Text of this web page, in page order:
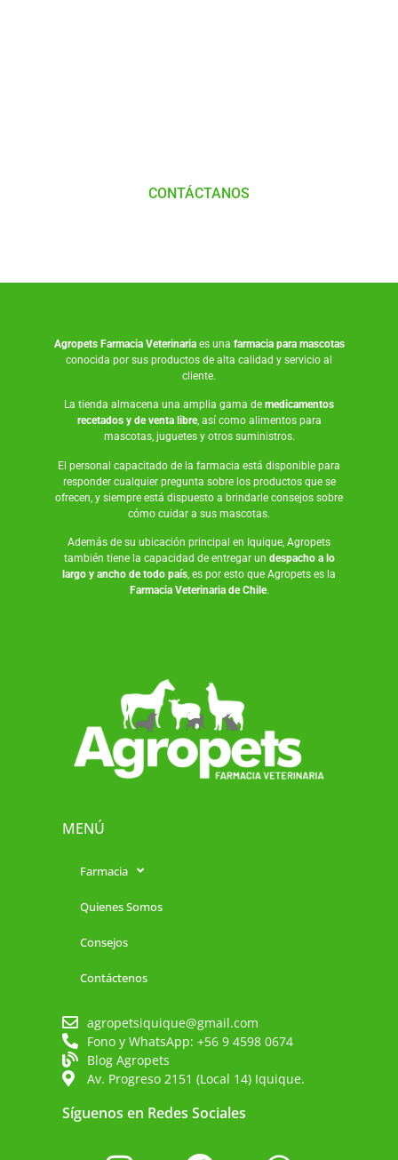
CONTÁCTANOS
Agropets Farmacia Veterinariaes una farmacia para mascotas
conocida por sus productos de alta calidad y servicio al
cliente.
La tienda almacena una amplia gama de medicamentos
recetados y de venta libre, así como alimentos para
mascotas, juguetesy otros suministros.
El personal capacitado de la farmacia está disponible para
responder cualquier pregunta sobre los productos que se
ofrecen, y siempre está dispuesto a brindarle consejos sobre
cómo cuidar a sus mascotas.
Además de su ubicación principal en Iquique, Agropets
también tiene la capacidad de entregar un despacho a lo
largo y ancho de todo país, es por esto que Agropets es la
Farmacia Veterinaria de Chile.
MENÚ
Farmacia
Quienes Somos
Consejos
Contáctenos
agropetsiquique@gmail.com
Fono y WhatsApp: +56 9 4598 0674
Blog Agropets
Av. Progreso 2151 (Local 14) Iquique.
Síguenos en Redes Sociales